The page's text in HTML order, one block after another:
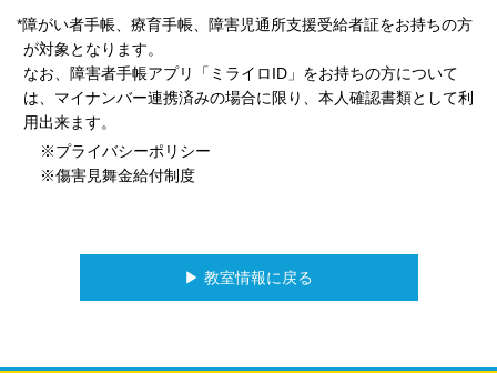
*障がい者手帳、療育手帳、障害児通所支援受給者証をお持ちの方
が対象となります。
なお、障害者手帳アプリ「ミライロID」をお持ちの方について
は、マイナンバー連携済みの場合に限り、本人確認書類として利
用出来ます。
※プライバシーポリシー
※傷害見舞金給付制度
▶︎ 教室情報に戻る